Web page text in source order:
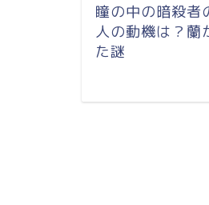
瞳の中の暗殺者
人の動機は？蘭
た謎